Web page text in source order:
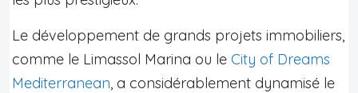
Le développement de grands projets immobiliers,
comme le Limassol Marina ou le City of Dreams
Mediterranean, a considérablement dynamisé le